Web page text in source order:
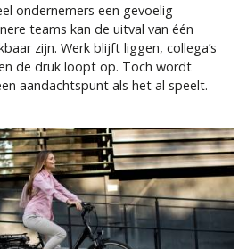
ondernemers een gevoelig
teams kan de uitval van één
zijn. Werk blijft liggen, collega’s
de druk loopt op. Toch wordt
aandachtspunt als het al speelt.